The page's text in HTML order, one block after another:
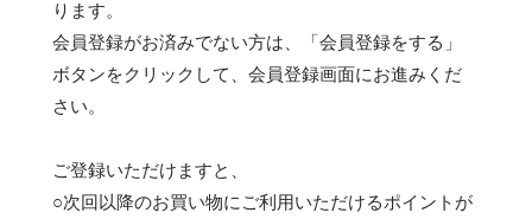
ります。
会員登録がお済みでない方は、「会員登録をする」
ボタンをクリックして、会員登録画面にお進みくだ
さい。
ご登録いただけますと、
○次回以降のお買い物にご利用いただけるポイントが